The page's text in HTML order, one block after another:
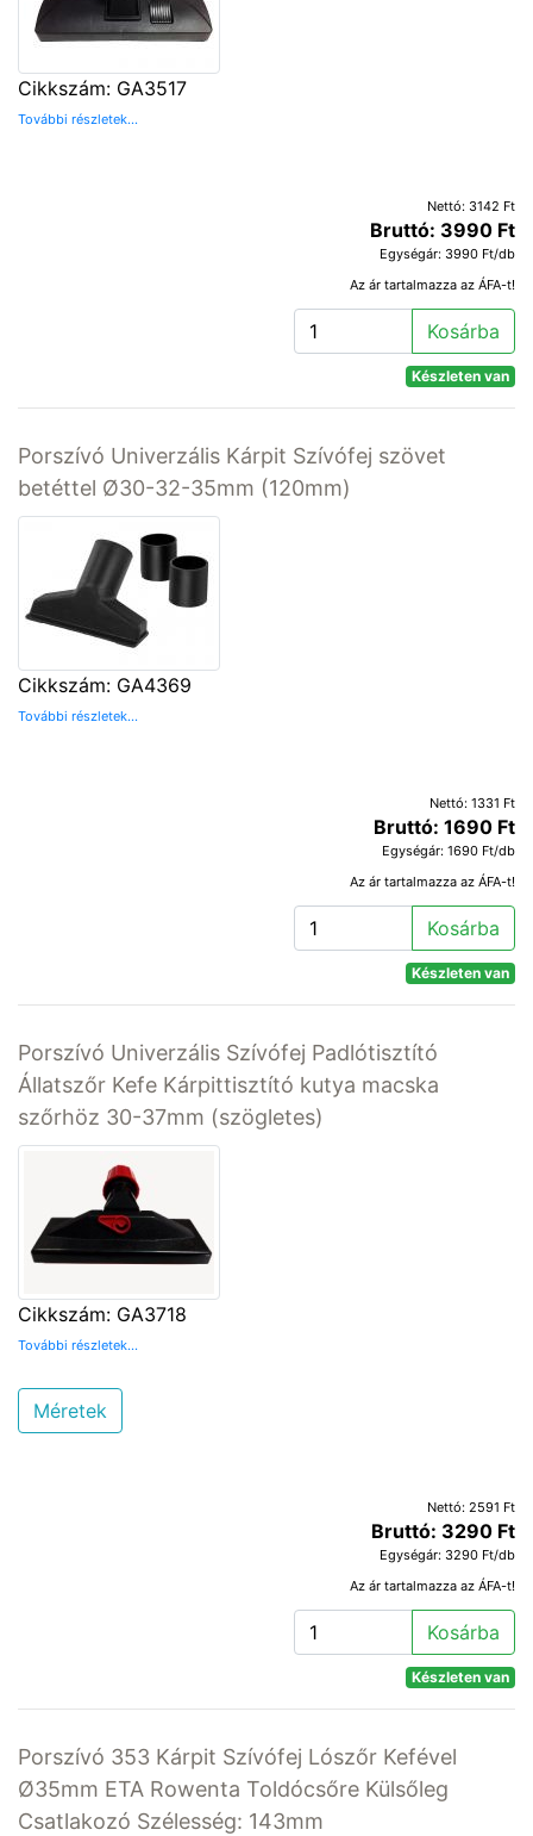
Cikkszám: GA3517
További részletek...
Nettó: 3142 Ft
Bruttó: 3990 Ft
Egységár: 3990 Ft/db
Az ár tartalmazza az ÁFA-t!
Kosárba
Készleten van
Porszívó Univerzális Kárpit Szívófej szövet
betéttel Ø30-32-35mm (120mm)
Cikkszám: GA4369
További részletek...
Nettó: 1331 Ft
Bruttó: 1690 Ft
Egységár: 1690 Ft/db
Az ár tartalmazza az ÁFA-t!
Kosárba
Készleten van
Porszívó Univerzális Szívófej Padlótisztító
Állatszőr Kefe Kárpittisztító kutya macska
szőrhöz 30-37mm (szögletes)
Cikkszám: GA3718
További részletek...
Méretek
Nettó: 2591 Ft
Bruttó: 3290 Ft
Egységár: 3290 Ft/db
Az ár tartalmazza az ÁFA-t!
Kosárba
Készleten van
Porszívó 353 Kárpit Szívófej Lószőr Kefével
Ø35mm ETA Rowenta Toldócsőre Külsőleg
Csatlakozó Szélesség: 143mm